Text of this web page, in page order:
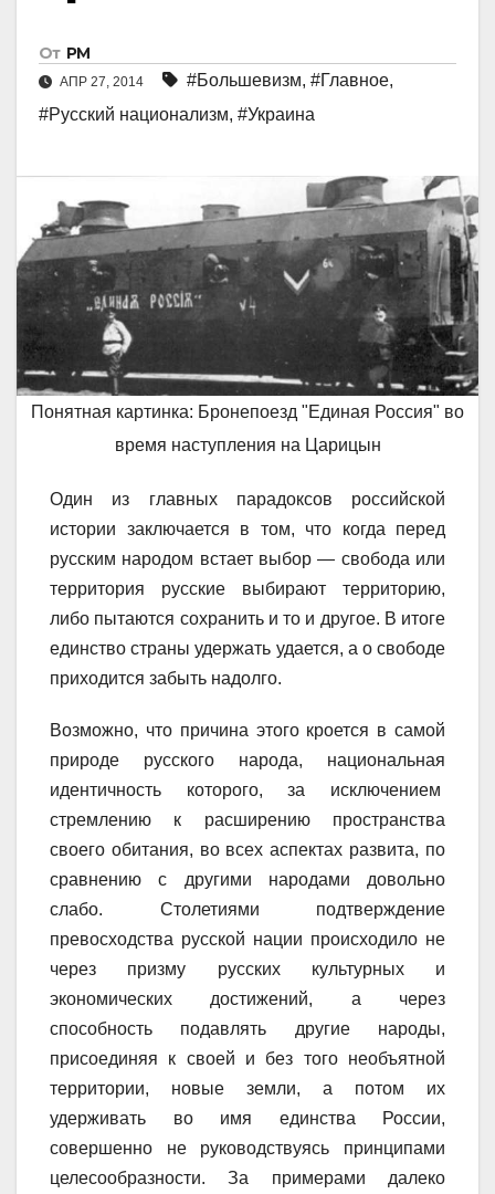
От РМ
АПР 27, 2014 #Большевизм, #Главное,
#Русский национализм, #Украинa
Понятная картинка: Бронепоезд "Единая Россия" во
время наступления на Царицын
Один из главных парадоксов российской
истории заключается в том, что когда перед
русским народом встает выбор — свобода или
территория русские выбирают территорию,
либо пытаются сохранить и то и другое. В итоге
единство страны удержать удается, а о свободе
приходится забыть надолго.
Возможно, что причина этого кроется в самой
природе русского народа, национальная
идентичность которого, за исключением
стремлению к расширению пространства
своего обитания, во всех аспектах развита, по
сравнению с другими народами довольно
слабо. Столетиями подтверждение
превосходства русской нации происходило не
через призму русских культурных и
экономических достижений, а через
способность подавлять другие народы,
присоединяя к своей и без того необъятной
территории, новые земли, а потом их
удерживать во имя единства России,
совершенно не руководствуясь принципами
целесообразности. За примерами далеко